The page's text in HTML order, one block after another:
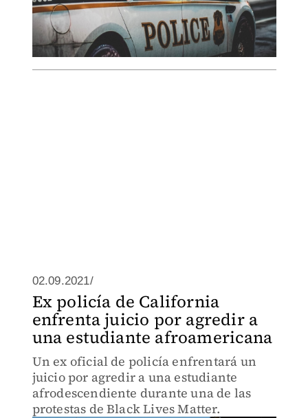
02.09.2021/
Ex policía de California
enfrenta juicio por agredir a
una estudiante afroamericana
Un ex oficial de policía enfrentará un
juicio por agredir a una estudiante
afrodescendiente durante una de las
protestas de Black Lives Matter.